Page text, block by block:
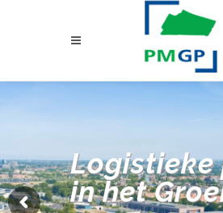
in het